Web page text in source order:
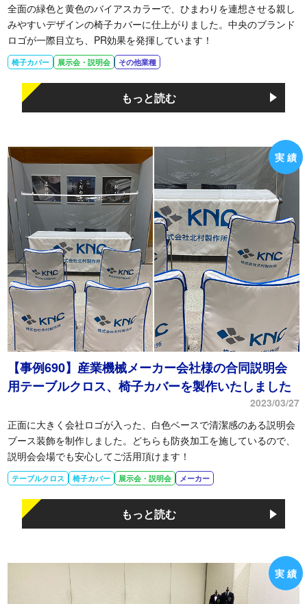
全面の緑色と黄色のバイアスカラーで、ひまわりを連想させる親し
みやすいデザインの椅子カバーに仕上がりました。中央のブランド
ロゴが一際目立ち、PR効果を発揮しています！
椅子カバー 展示会・説明会 その他業種
もっと読む
【事例690】産業機械メーカー会社様の合同説明会
用テーブルクロス、椅子カバーを製作いたしました
2023/03/27
正面に大きく会社ロゴが入った、白色ベースで清潔感のある説明会
ブース装飾を制作しました。どちらも防炎加工を施しているので、
説明会会場でも安心してご活用頂けます！
テーブルクロス 椅子カバー 展示会・説明会 メーカー
もっと読む